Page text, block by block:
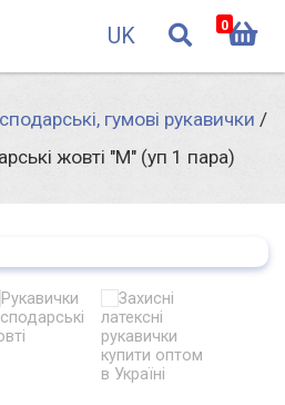
UK 0
гумові рукавички /
жовті "M" (уп 1 пара)